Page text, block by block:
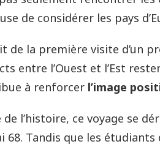
de considérer les pays
de la première visite d’un
entre l’Ouest et l’Est
à renforcer l’image
l’histoire, ce voyage se
68. Tandis que les